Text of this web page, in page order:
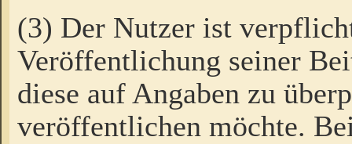
(3) Der Nutzer ist
Veröffentlichung seiner
diese auf Angaben zu
veröffentlichen möchte.